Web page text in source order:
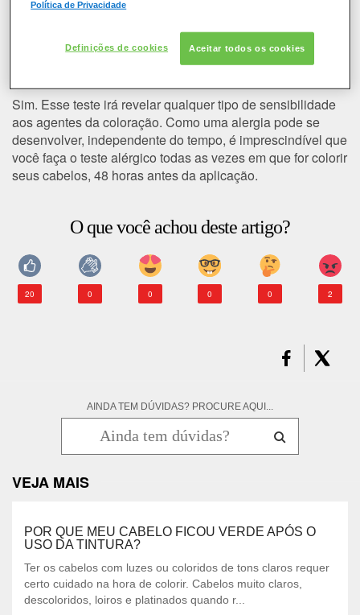
COLORAÇÃO
CABELO
SOLAR
CONSULTORIA DE PRODUTOS LOREAL PARIS
Tenho que fazer o teste alérgico
sempre que for aplicar tintura nos
Sim. Esse teste irá revelar qualquer tipo de sensibilidade
aos agentes da coloração. Como umaalergia pode se
desenvolver, independente do tempo, é imprescindível que
você faça o teste alérgico todas as vezes em que for colorir
seus cabelos, 48 horas antes da aplicação.
O que você achou deste artigo?
20 0 0 0 0 2
AINDA TEM DÚVIDAS? PROCURE AQUI...
VEJA MAIS
POR QUE MEU CABELO FICOU VERDE APÓS O
USO DA TINTURA?
Ter os cabelos com luzes ou coloridos de tons claros requer
certo cuidado na hora de colorir. Cabelos muito claros,
descoloridos, loiros e platinados quando r...
Política de Privacidade
Definições de cookies Aceitar todos os cookies